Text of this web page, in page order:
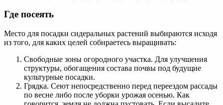
Где посеять
Место для посадки сидеральных растений выбираются исходя
из того, для каких целей собираетесь выращивать:
Свободные зоны огородного участка. Для улучшения
структуры, обогащения состава почвы под будущие
культурные посадки.
Грядка. Сеют непосредственно перед переездом рассады
по весне либо после уборки урожая осенью. Как